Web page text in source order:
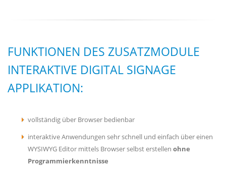
FUNKTIONEN DES ZUSATZMODULE
INTERAKTIVE DIGITAL SIGNAGE
APPLIKATION:
vollständig über Browser bedienbar
interaktive Anwendungen sehr schnell und einfach über einen
WYSIWYG Editor mittels Browser selbst erstellen ohne
Programmierkenntnisse